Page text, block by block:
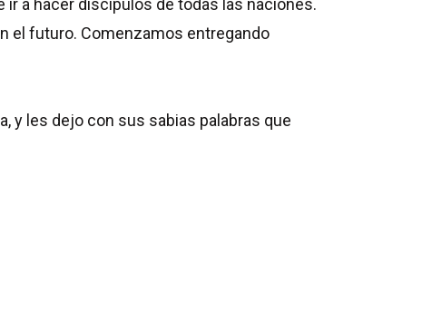
a hacer discípulos de todas las naciones.
el futuro. Comenzamos entregando
y les dejo con sus sabias palabras que